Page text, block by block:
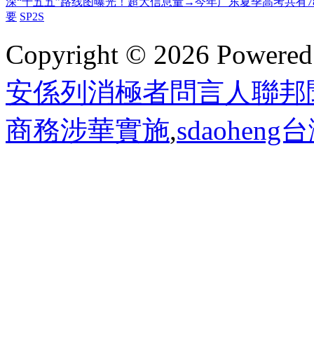
要 SP2S
Copyright © 2026
安係列消極者問言人聯
商務涉華實施,sdaoheng